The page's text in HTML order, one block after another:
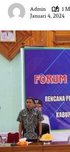
Admin
1
Januari 4, 2024